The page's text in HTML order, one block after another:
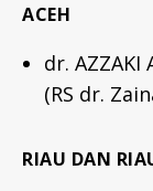
ACEH
dr. AZZAKI
(RS dr.
RIAU DAN